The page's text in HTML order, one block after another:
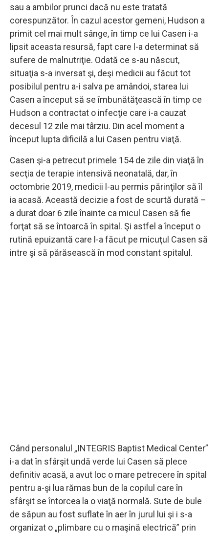
sau a ambilor prunci dacă nu este tratată
corespunzător. În cazul acestor gemeni, Hudson a
primit cel mai mult sânge, în timp ce lui Casen i-a
lipsit aceasta resursă, fapt care l-a determinat să
sufere de malnutriţie. Odată ce s-au născut,
situaţia s-a inversat şi, deşi medicii au făcut tot
posibilul pentru a-i salva pe amândoi, starea lui
Casen a început să se îmbunătăţească în timp ce
Hudson a contractat o infecţie care i-a cauzat
decesul 12 zile mai târziu. Din acel moment a
început lupta dificilă a lui Casen pentru viaţă.
Casen şi-a petrecut primele 154 de zile din viaţă în
secţia de terapie intensivă neonatală, dar, în
octombrie 2019, medicii l-au permis părinţilor să îl
ia acasă. Această decizie a fost de scurtă durată –
a durat doar 6 zile înainte ca micul Casen să fie
forţat să se întoarcă în spital. Şi astfel a început o
rutină epuizantă care l-a făcut pe micuţul Casen să
intre şi să părăsească în mod constant spitalul.
Când personalul „INTEGRIS Baptist Medical Center”
i-a dat în sfârşit undă verde lui Casen să plece
definitiv acasă, a avut loc o mare petrecere în spital
pentru a-şi lua rămas bun de la copilul care în
sfârşit se întorcea la o viaţă normală. Sute de bule
de săpun au fost suflate în aer în jurul lui şi i s-a
organizat o „plimbare cu o maşină electrică” prin